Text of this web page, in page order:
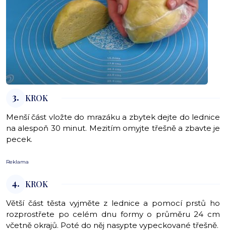
3. KROK
Menší část vložte do mrazáku a zbytek dejte do lednice
na alespoň 30 minut. Mezitím omyjte třešně a zbavte je
pecek.
Reklama
4. KROK
Větší část těsta vyjměte z lednice a pomocí prstů ho
rozprostřete po celém dnu formy o průměru 24 cm
včetně okrajů. Poté do něj nasypte vypeckované třešně.